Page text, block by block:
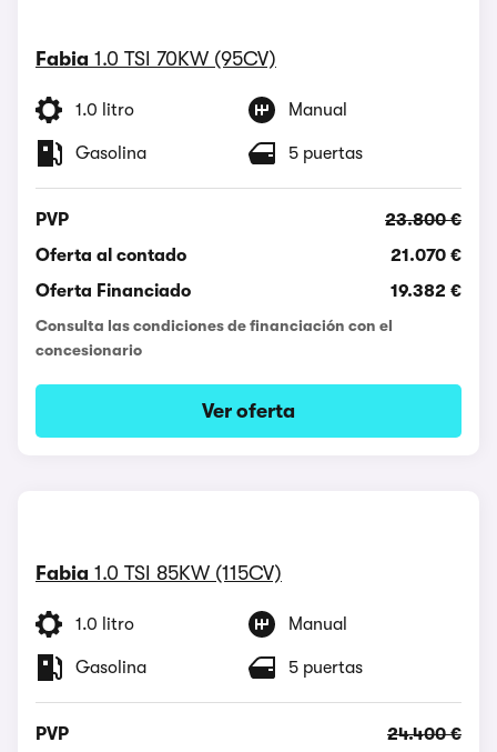
Fabia 1.0 TSI 70KW (95CV)
1.0 litro Manual
Gasolina 5 puertas
PVP
23.800 €
Oferta al contado
21.070 €
Oferta Financiado
19.382 €
Consulta las condiciones de financiación con el
concesionario
Ver oferta
Fabia 1.0 TSI 85KW (115CV)
1.0 litro Manual
Gasolina 5 puertas
PVP
24.400 €